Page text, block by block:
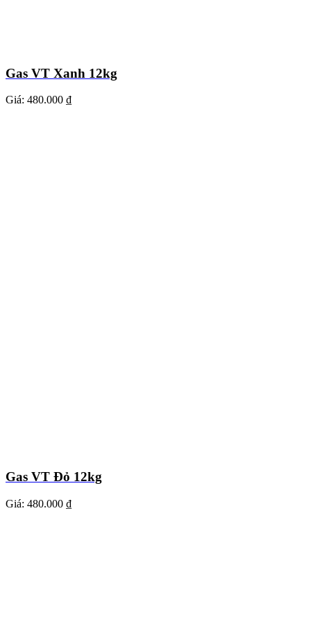
Gas VT Xanh 12kg
Giá: 480.000 ₫
Gas VT Đỏ 12kg
Giá: 480.000 ₫